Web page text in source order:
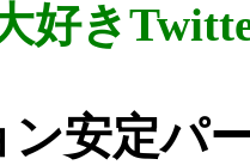
好き
安定パ